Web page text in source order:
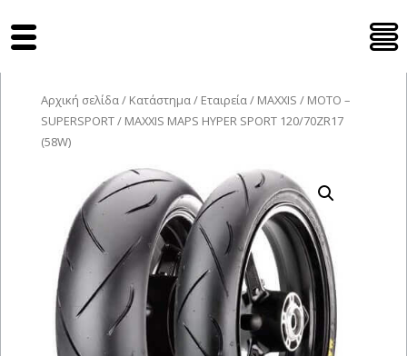
Αρχική σελίδα/ Κατάστημα/ Εταιρεία/ MAXXIS / MOTO –
SUPERSPORT/ MAXXIS MAPS HYPER SPORT 120/70ZR17
(58W)